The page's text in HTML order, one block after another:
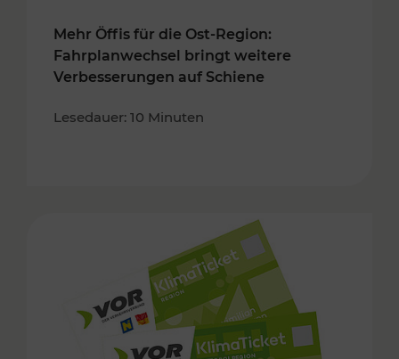
Mehr Öffis für die Ost-Region:
Fahrplanwechsel bringt weitere
Verbesserungen auf Schiene
Lesedauer: 10 Minuten